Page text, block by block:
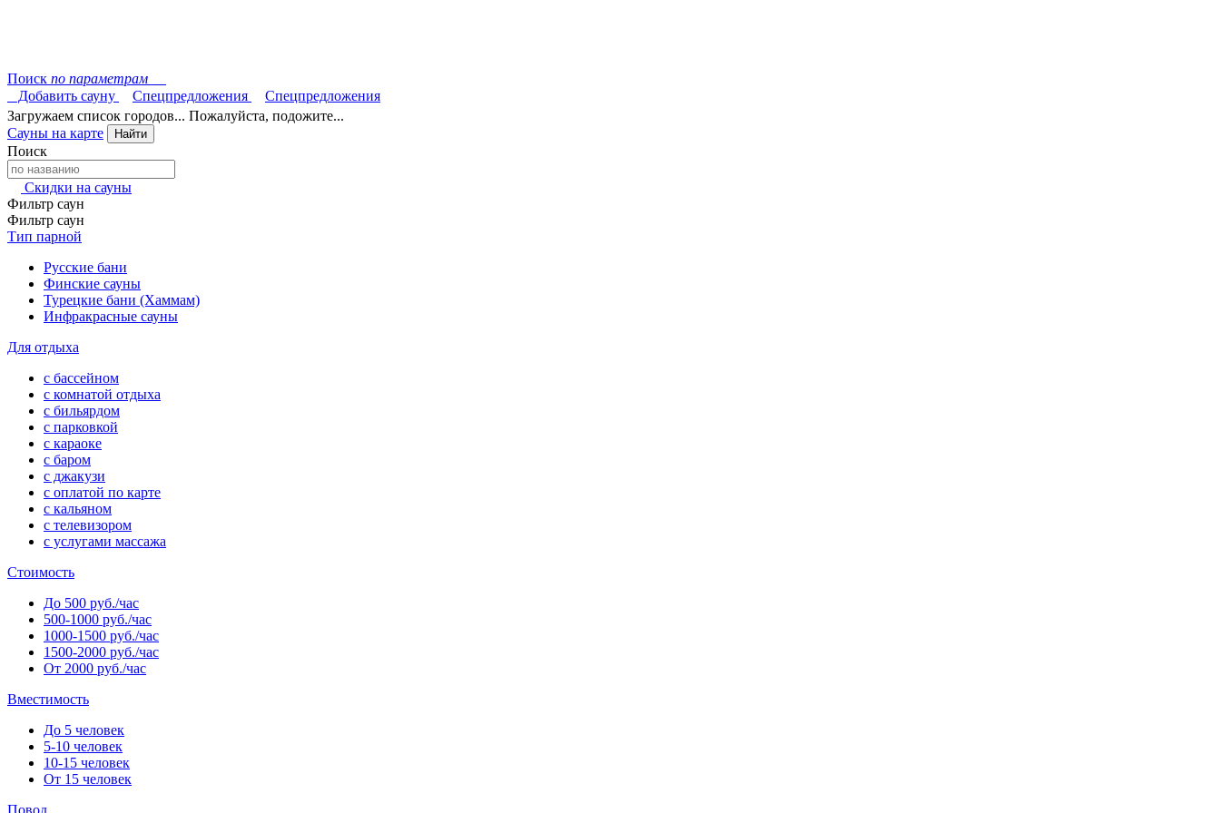
Поиск по параметрам
Добавить сауну
Спецпредложения
Спецпредложения
Загружаем список городов... Пожалуйста, подожите...
Сауны на карте
Найти
Поиск
Скидки на сауны
Фильтр саун
Фильтр саун
Тип парной
Русские бани
Финские сауны
Турецкие бани (Хаммам)
Инфракрасные сауны
Для отдыха
с бассейном
с комнатой отдыха
с бильярдом
с парковкой
с караоке
с баром
с джакузи
с оплатой по карте
с кальяном
с телевизором
с услугами массажа
Стоимость
До 500 руб./час
500-1000 руб./час
1000-1500 руб./час
1500-2000 руб./час
От 2000 руб./час
Вместимость
До 5 человек
5-10 человек
10-15 человек
От 15 человек
Повод